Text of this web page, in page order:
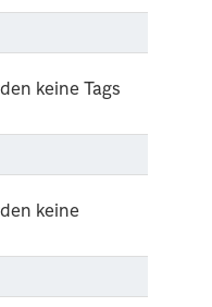
keine Tags
keine